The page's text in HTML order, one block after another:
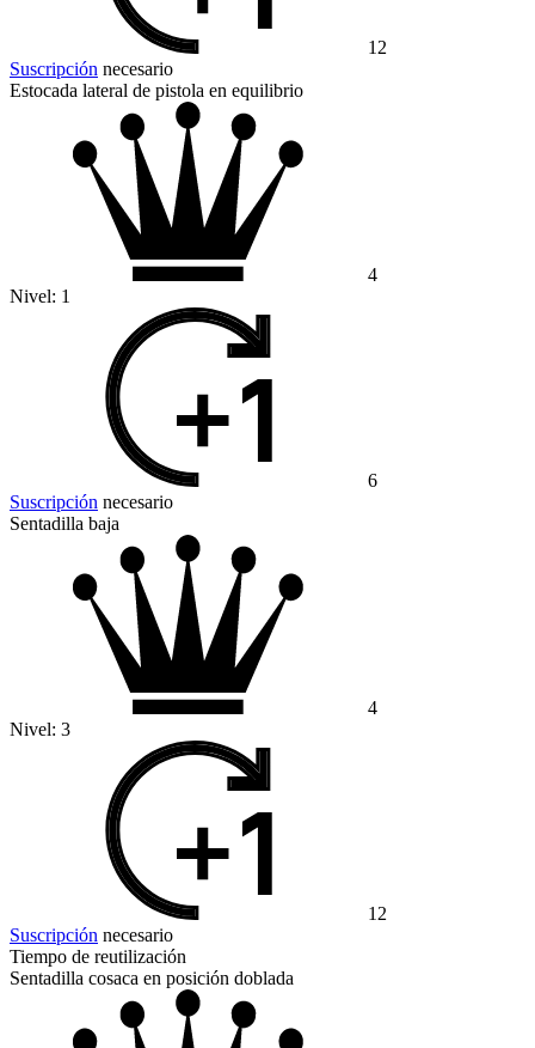
12
Suscripción necesario
Estocada lateral de pistola en equilibrio
4
Nivel: 1
6
Suscripción necesario
Sentadilla baja
4
Nivel: 3
12
Suscripción necesario
Tiempo de reutilización
Sentadilla cosaca en posición doblada